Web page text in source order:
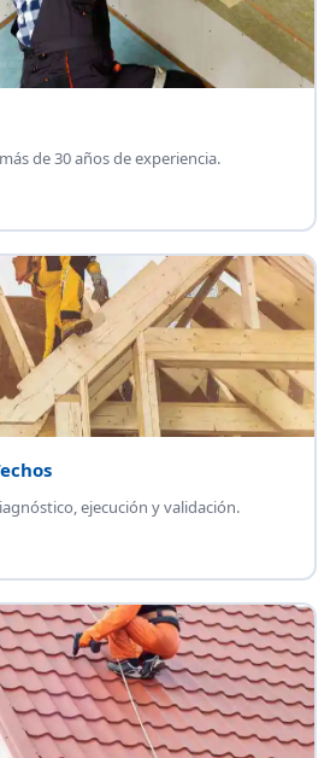
de 30 años de experiencia.
ejecución y validación.